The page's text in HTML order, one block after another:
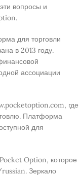
вопросы и
для торговли
в 2013 году.
ассоциации
где
Платформа
для
Option, которое
Зеркало